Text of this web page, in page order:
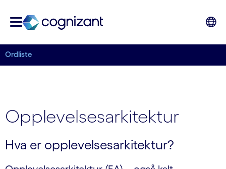
Ordliste
Opplevelsesarkitektur
Hva er opplevelsesarkitektur?